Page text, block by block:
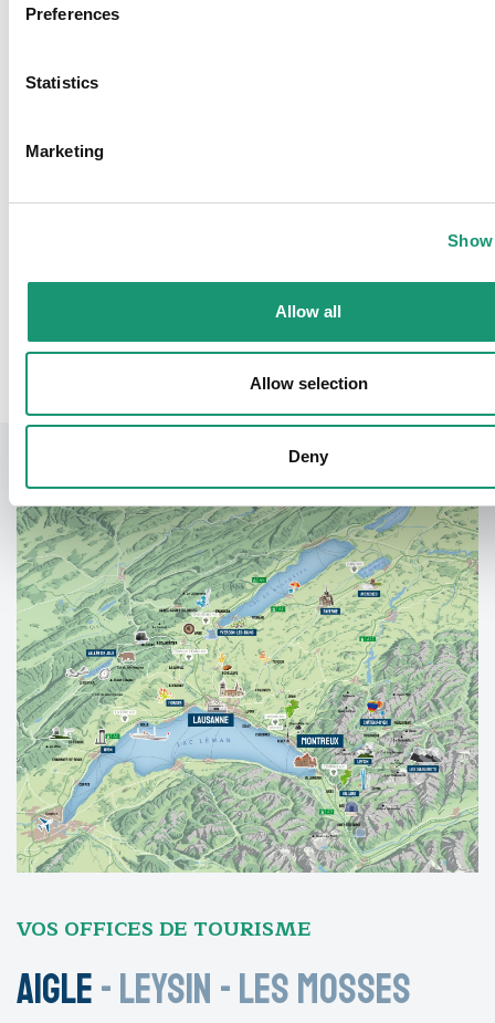
Preferences
Statistics
Marketing
Allow all
Allow selection
Deny
Horaires
VOS OFFICES DE TOURISME
Aigle-Leysin -Les Mosses